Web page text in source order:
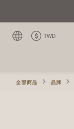
TWD
全部商品 品牌